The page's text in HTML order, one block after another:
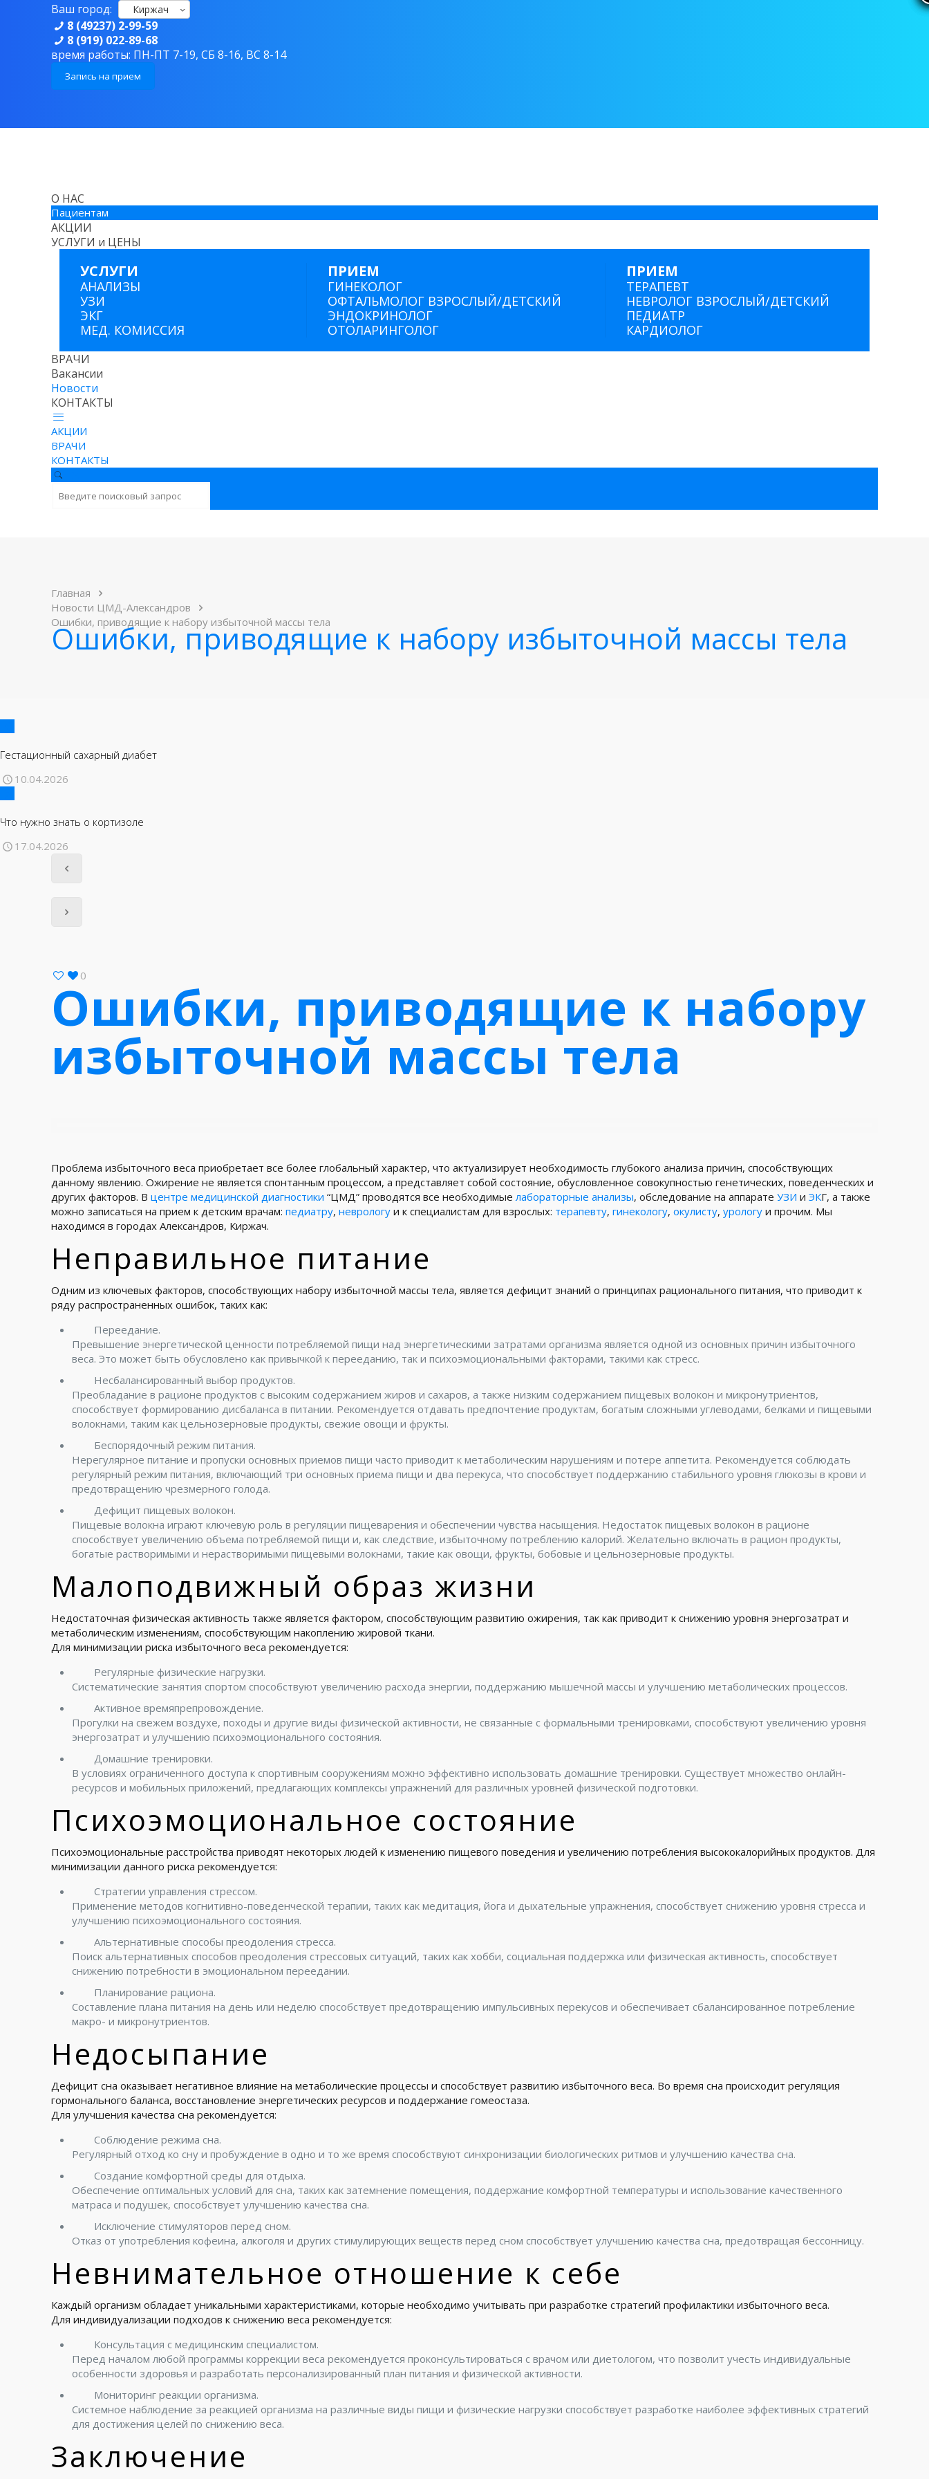
Ваш город: Киржач
8 (49237) 2-99-59
8 (919) 022-89-68
время работы: ПН-ПТ 7-19, СБ 8-16, ВС 8-14
Запись на прием
О НАС
Пациентам
АКЦИИ
УСЛУГИ и ЦЕНЫ
УСЛУГИ
АНАЛИЗЫ
УЗИ
ЭКГ
МЕД. КОМИССИЯ
ПРИЕМ
ГИНЕКОЛОГ
ОФТАЛЬМОЛОГ ВЗРОСЛЫЙ/ДЕТСКИЙ
ЭНДОКРИНОЛОГ
ОТОЛАРИНГОЛОГ
ПРИЕМ
ТЕРАПЕВТ
НЕВРОЛОГ ВЗРОСЛЫЙ/ДЕТСКИЙ
ПЕДИАТР
КАРДИОЛОГ
ВРАЧИ
Вакансии
Новости
КОНТАКТЫ
АКЦИИ
ВРАЧИ
КОНТАКТЫ
Главная
Новости ЦМД-Александров
Ошибки, приводящие к набору избыточной массы тела
Ошибки, приводящие к набору избыточной массы тела
Гестационный сахарный диабет
10.04.2026
Что нужно знать о кортизоле
17.04.2026
0
Ошибки, приводящие к набору
избыточной массы тела
Проблема избыточного веса приобретает все более глобальный характер, что актуализирует необходимость глубокого анализа причин, способствующих
данному явлению. Ожирение не является спонтанным процессом, а представляет собой состояние, обусловленное совокупностью генетических, поведенческих и
других факторов. Вцентре медицинской диагностики “ЦМД” проводятся все необходимые лабораторные анализы, обследование на аппаратеУЗИ иЭКГ, а также
можно записаться на прием к детским врачам:педиатру,неврологу и к специалистам для взрослых: терапевту,гинекологу,окулисту,урологу и прочим. Мы
находимся в городах Александров, Киржач.
Неправильное питание
Одним из ключевых факторов, способствующих набору избыточной массы тела, является дефицит знаний о принципах рационального питания, что приводит к
ряду распространенных ошибок, таких как:
Переедание.
Превышение энергетической ценности потребляемой пищи над энергетическими затратами организма является одной из основных причин избыточного
веса. Это может быть обусловлено как привычкой к перееданию, так и психоэмоциональными факторами, такими как стресс.
Несбалансированный выбор продуктов.
Преобладание в рационе продуктов с высоким содержанием жиров и сахаров, а также низким содержанием пищевых волокон и микронутриентов,
способствует формированию дисбаланса в питании. Рекомендуется отдавать предпочтение продуктам, богатым сложными углеводами, белками и пищевыми
волокнами, таким как цельнозерновые продукты, свежие овощи и фрукты.
Беспорядочный режим питания.
Нерегулярное питание и пропуски основных приемов пищи часто приводит к метаболическим нарушениям и потере аппетита. Рекомендуется соблюдать
регулярный режим питания, включающий три основных приема пищи и два перекуса, что способствует поддержанию стабильного уровня глюкозы в крови и
предотвращению чрезмерного голода.
Дефицит пищевых волокон.
Пищевые волокна играют ключевую роль в регуляции пищеварения и обеспечении чувства насыщения. Недостаток пищевых волокон в рационе
способствует увеличению объема потребляемой пищи и, как следствие, избыточному потреблению калорий. Желательно включать в рацион продукты,
богатые растворимыми и нерастворимыми пищевыми волокнами, такие как овощи, фрукты, бобовые и цельнозерновые продукты.
Малоподвижный образ жизни
Недостаточная физическая активность также является фактором, способствующим развитию ожирения, так как приводит к снижению уровня энергозатрат и
метаболическим изменениям, способствующим накоплению жировой ткани.
Для минимизации риска избыточного веса рекомендуется:
Регулярные физические нагрузки.
Систематические занятия спортом способствуют увеличению расхода энергии, поддержанию мышечной массы и улучшению метаболических процессов.
Активное времяпрепровождение.
Прогулки на свежем воздухе, походы и другие виды физической активности, не связанные с формальными тренировками, способствуют увеличению уровня
энергозатрат и улучшению психоэмоционального состояния.
Домашние тренировки.
В условиях ограниченного доступа к спортивным сооружениям можно эффективно использовать домашние тренировки. Существует множество онлайн-
ресурсов и мобильных приложений, предлагающих комплексы упражнений для различных уровней физической подготовки.
Психоэмоциональное состояние
Психоэмоциональные расстройства приводят некоторых людей к изменению пищевого поведения и увеличению потребления высококалорийных продуктов. Для
минимизации данного риска рекомендуется:
Стратегии управления стрессом.
Применение методов когнитивно-поведенческой терапии, таких как медитация, йога и дыхательные упражнения, способствует снижению уровня стресса и
улучшению психоэмоционального состояния.
Альтернативные способы преодоления стресса.
Поиск альтернативных способов преодоления стрессовых ситуаций, таких как хобби, социальная поддержка или физическая активность, способствует
снижению потребности в эмоциональном переедании.
Планирование рациона.
Составление плана питания на день или неделю способствует предотвращению импульсивных перекусов и обеспечивает сбалансированное потребление
макро- и микронутриентов.
Недосыпание
Дефицит сна оказывает негативное влияние на метаболические процессы и способствует развитию избыточного веса. Во время сна происходит регуляция
гормонального баланса, восстановление энергетических ресурсов и поддержание гомеостаза.
Для улучшения качества сна рекомендуется:
Соблюдение режима сна.
Регулярный отход ко сну и пробуждение в одно и то же время способствуют синхронизации биологических ритмов и улучшению качества сна.
Создание комфортной среды для отдыха.
Обеспечение оптимальных условий для сна, таких как затемнение помещения, поддержание комфортной температуры и использование качественного
матраса и подушек, способствует улучшению качества сна.
Исключение стимуляторов перед сном.
Отказ от употребления кофеина, алкоголя и других стимулирующих веществ перед сном способствует улучшению качества сна, предотвращая бессонницу.
Невнимательное отношение к себе
Каждый организм обладает уникальными характеристиками, которые необходимо учитывать при разработке стратегий профилактики избыточного веса.
Для индивидуализации подходов к снижению веса рекомендуется:
Консультация с медицинским специалистом.
Перед началом любой программы коррекции веса рекомендуется проконсультироваться с врачом или диетологом, что позволит учесть индивидуальные
особенности здоровья и разработать персонализированный план питания и физической активности.
Мониторинг реакции организма.
Системное наблюдение за реакцией организма на различные виды пищи и физические нагрузки способствует разработке наиболее эффективных стратегий
для достижения целей по снижению веса.
Заключение